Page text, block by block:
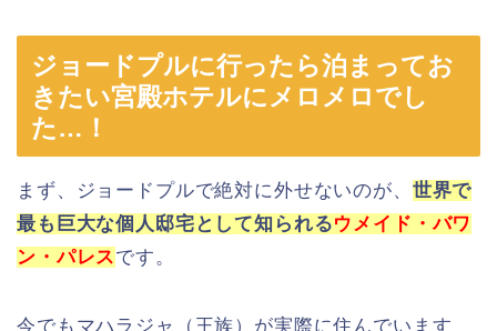
ジョードプルに行ったら泊まってお
きたい宮殿ホテルにメロメロでし
た…！
まず、ジョードプルで絶対に外せないのが、 世界で
最も巨大な個人邸宅として知られるウメイド・バワ
ン・パレスです。
今でもマハラジャ（王族）が実際に住んでいます